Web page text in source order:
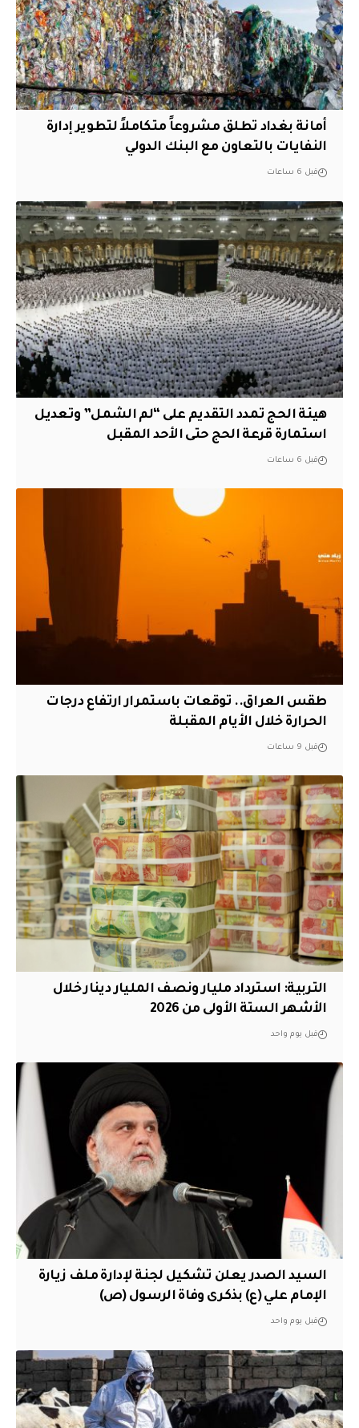
أمانة بغداد تطلق مشروعاً متكاملاً لتطوير إدارة
النفايات بالتعاون مع البنك الدولي
قبل 6 ساعات
هيئة الحج تمدد التقديم على “لم الشمل” وتعديل
استمارة قرعة الحج حتى الأحد المقبل
قبل 6 ساعات
طقس العراق.. توقعات باستمرار ارتفاع درجات
الحرارة خلال الأيام المقبلة
قبل 9 ساعات
التربية: استرداد مليار ونصف المليار دينار خلال
الأشهر الستة الأولى من 2026
قبل يوم واحد
السيد الصدر يعلن تشكيل لجنة لإدارة ملف زيارة
الإمام علي (ع) بذكرى وفاة الرسول (ص)
قبل يوم واحد